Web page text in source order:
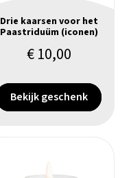
Drie kaarsen voor het
Paastriduüm (iconen)
€10,00
Bekijk geschenk